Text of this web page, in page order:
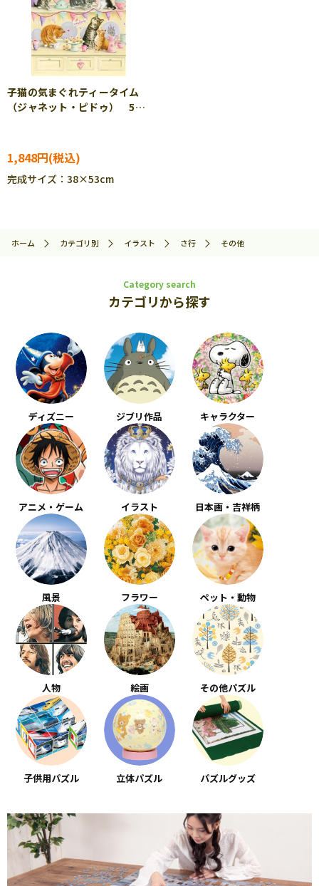
子猫の気まぐれティータイム
（ジャネット・ピドゥ） 500
1,848円
完成サイズ：38×53cm
ホーム カテゴリ別 イラスト さ行 その他
Category search
カテゴリから探す
ディズニー ジブリ作品 キャラクター
アニメ・ゲーム イラスト 日本画・吉祥柄
風景 フラワー ペット・動物
人物 絵画 その他パズル
子供用パズル 立体パズル パズルグッズ